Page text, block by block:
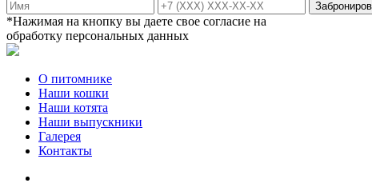
*Нажимая на кнопку вы даете свое согласие на
обработку персональных данных
О питомнике
Наши кошки
Наши котята
Наши выпускники
Галерея
Контакты